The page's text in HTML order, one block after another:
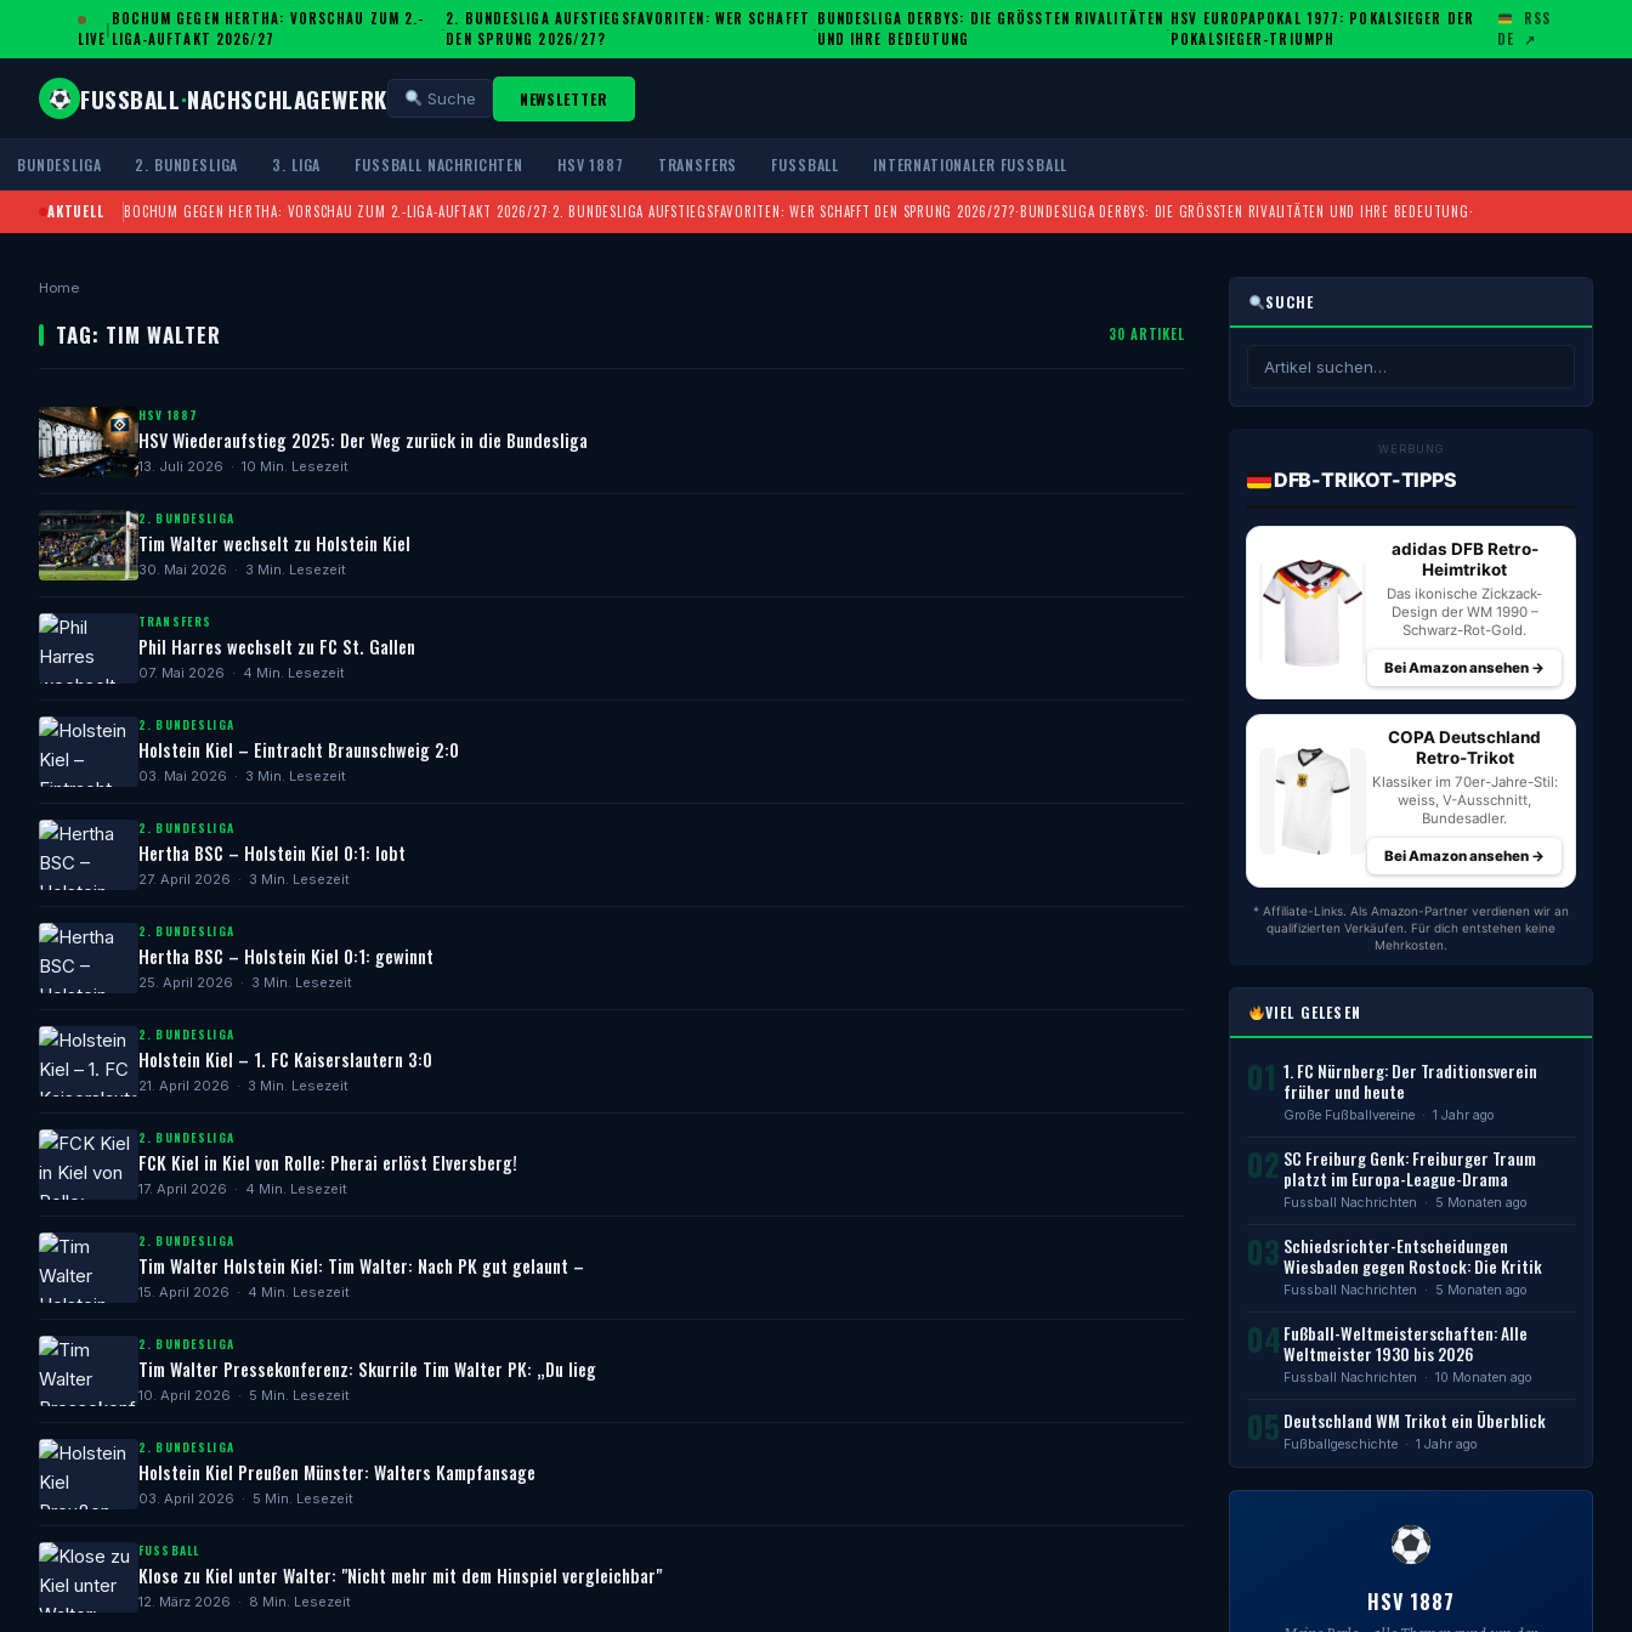
LIVE
|
BOCHUM GEGEN HERTHA: VORSCHAU ZUM 2.-
LIGA-AUFTAKT 2026/27
·
2. BUNDESLIGA AUFSTIEGSFAVORITEN: WER SCHAFFT
DEN SPRUNG 2026/27?
·
BUNDESLIGA DERBYS: DIE GRÖSSTEN RIVALITÄTEN U
ND IHRE BEDEUTUNG
·
HSV EUROPAPOKAL 1977: POKALSIEGER DER
POKALSIEGER-TRIUMPH
DE
RSS
↗
FUSSBALL·NACHSCHLAGEWERK Suche NEWSLETTER
BUNDESLIGA 2. BUNDESLIGA 3. LIGA FUSSBALL NACHRICHTEN HSV 1887 TRANSFERS FUSSBALL INTERNATIONALER FUSSBALL
AKTUELL BOCHUM GEGEN HERTHA: VORSCHAU ZUM 2.-LIGA-AUFTAKT 2026/27·2. BUNDESLIGA AUFSTIEGSFAVORITEN: WER SCHAFFT DEN SPRUNG 2026/27?·BUNDESLIGA DERBYS: DIE GRÖSSTEN RIVALITÄTEN UND IHRE BEDEUTUNG ·
Home
TAG: TIM WALTER 30 ARTIKEL
HSV 1887
HSV Wiederaufstieg 2025: Der Weg zurück in die Bundesliga
13. Juli 2026 · 10 Min. Lesezeit
2. BUNDESLIGA
Tim Walter wechselt zu Holstein Kiel
30. Mai 2026 · 3 Min. Lesezeit
TRANSFERS
Phil Harres wechselt zu FC St. Gallen
07. Mai 2026 · 4 Min. Lesezeit
2. BUNDESLIGA
Holstein Kiel – Eintracht Braunschweig 2:0
03. Mai 2026 · 3 Min. Lesezeit
2. BUNDESLIGA
Hertha BSC – Holstein Kiel 0:1: lobt
27. April 2026 · 3 Min. Lesezeit
2. BUNDESLIGA
Hertha BSC – Holstein Kiel 0:1: gewinnt
25. April 2026 · 3 Min. Lesezeit
2. BUNDESLIGA
Holstein Kiel – 1. FC Kaiserslautern 3:0
21. April 2026 · 3 Min. Lesezeit
2. BUNDESLIGA
FCK Kiel in Kiel von Rolle: Pherai erlöst Elversberg!
17. April 2026 · 4 Min. Lesezeit
2. BUNDESLIGA
Tim Walter Holstein Kiel: Tim Walter: Nach PK gut gelaunt –
15. April 2026 · 4 Min. Lesezeit
2. BUNDESLIGA
Tim Walter Pressekonferenz: Skurrile Tim Walter PK: „Du lieg
10. April 2026 · 5 Min. Lesezeit
2. BUNDESLIGA
Holstein Kiel Preußen Münster: Walters Kampfansage
03. April 2026 · 5 Min. Lesezeit
FUSSBALL
Klose zu Kiel unter Walter: "Nicht mehr mit dem Hinspiel vergleichbar"
12. März 2026 · 8 Min. Lesezeit
SUCHE
WERBUNG
DFB-TRIKOT-TIPPS
adidas DFB Retro-
Heimtrikot
Das ikonische Zickzack-
Design der WM 1990 –
Schwarz-Rot-Gold.
Bei Amazon ansehen →
COPA Deutschland
Retro-Trikot
Klassiker im 70er-Jahre-Stil:
weiss, V-Ausschnitt,
Bundesadler.
Bei Amazon ansehen →
* Affiliate-Links. Als Amazon-Partner verdienen wir an
qualifizierten Verkäufen. Für dich entstehen keine
Mehrkosten.
VIEL GELESEN
01 1. FC Nürnberg: Der Traditionsverein
früher und heute
Große Fußballvereine · 1 Jahr ago
02 SC Freiburg Genk: Freiburger Traum
platzt im Europa-League-Drama
Fussball Nachrichten · 5 Monaten ago
03 Schiedsrichter-Entscheidungen
Wiesbaden gegen Rostock: Die Kritik
Fussball Nachrichten · 5 Monaten ago
04 Fußball-Weltmeisterschaften: Alle
Weltmeister 1930 bis 2026
Fussball Nachrichten · 10 Monaten ago
05 Deutschland WM Trikot ein Überblick
Fußballgeschichte · 1 Jahr ago
HSV 1887